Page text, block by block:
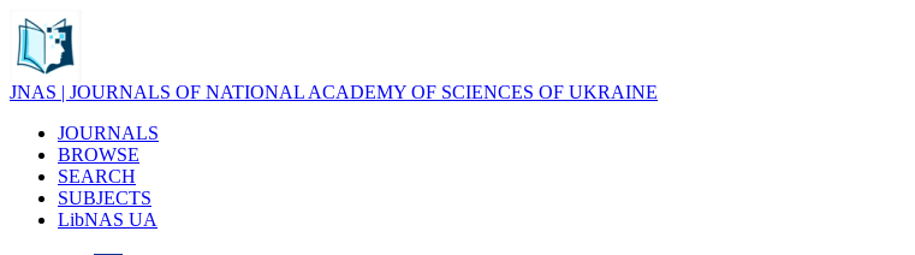
JNAS | JOURNALS OF NATIONAL ACADEMY OF SCIENCES OF UKRAINE
JOURNALS
BROWSE
SEARCH
SUBJECTS
LibNAS UA